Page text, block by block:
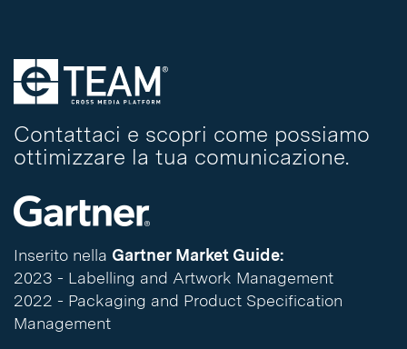
Contattaci e scopri come possiamo
ottimizzare la tua comunicazione.
Inserito nella Gartner Market Guide:
2023 - Labelling and Artwork Management
2022 - Packaging and Product Specification
Management